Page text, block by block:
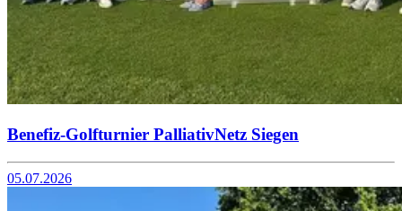
Benefiz-Golfturnier PalliativNetz Siegen
05.07.2026